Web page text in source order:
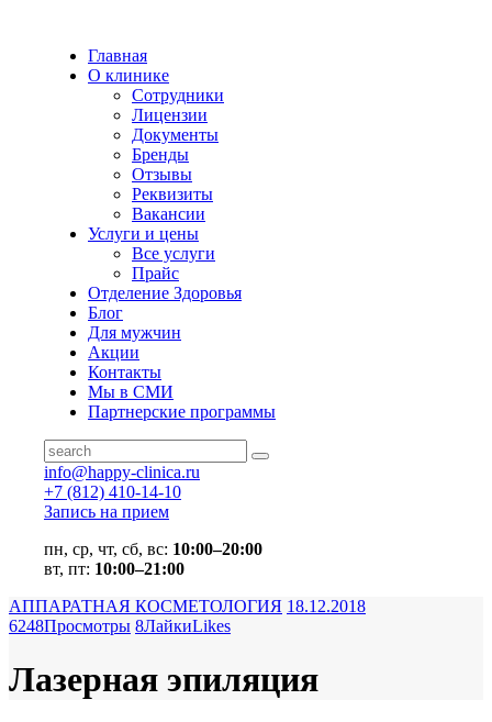
Главная
О клинике
Сотрудники
Лицензии
Документы
Бренды
Отзывы
Реквизиты
Вакансии
Услуги и цены
Все услуги
Прайс
Отделение Здоровья
Блог
Для мужчин
Акции
Контакты
Мы в СМИ
Партнерские программы
info@happy-clinica.ru
+7 (812) 410-14-10
Запись на прием
пн, ср, чт, сб, вс: 10:00–20:00
вт, пт: 10:00–21:00
АППАРАТНАЯ КОСМЕТОЛОГИЯ 18.12.2018
6248Просмотры 8ЛайкиLikes
Лазерная эпиляция